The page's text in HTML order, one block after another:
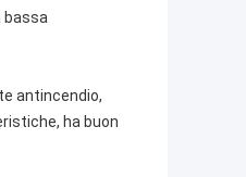
bassa
antincendio,
ha buon